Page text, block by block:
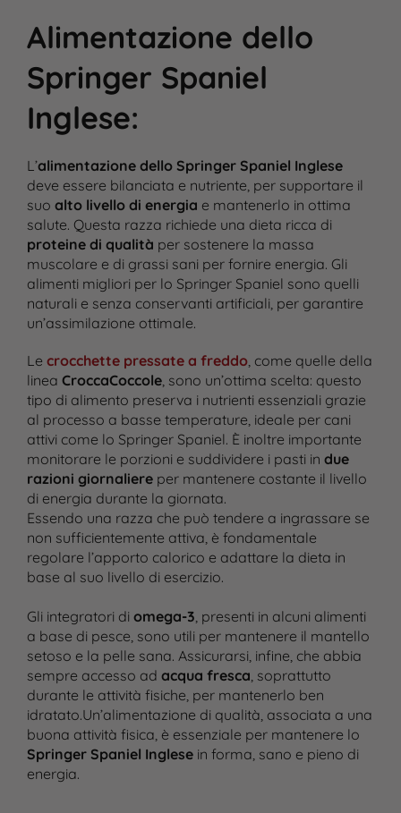
Alimentazione dello
Springer Spaniel
Inglese:
L’alimentazione dello Springer Spaniel Inglese
deve essere bilanciata e nutriente, per supportare il
suo alto livello di energia e mantenerlo in ottima
salute. Questa razza richiede una dieta ricca di
proteine di qualità per sostenere la massa
muscolare e di grassi sani per fornire energia. Gli
alimenti migliori per lo Springer Spaniel sono quelli
naturali e senza conservanti artificiali, per garantire
un’assimilazione ottimale.
Le crocchette pressate a freddo, come quelle della
linea CroccaCoccole, sono un’ottima scelta: questo
tipo di alimento preserva i nutrienti essenziali grazie
al processo a basse temperature, ideale per cani
attivi come lo Springer Spaniel. È inoltre importante
monitorare le porzioni e suddividere i pasti in due
razioni giornaliereper mantenere costante il livello
di energia durante la giornata.
Essendo una razza che può tendere a ingrassare se
non sufficientemente attiva, è fondamentale
regolare l’apporto calorico e adattare la dieta in
base al suo livello di esercizio.
Gli integratori di omega-3, presenti in alcuni alimenti
a base di pesce, sono utili per mantenere il mantello
setoso e la pelle sana. Assicurarsi, infine, che abbia
sempre accesso ad acqua fresca, soprattutto
durante le attività fisiche, per mantenerlo ben
idratato.Un’alimentazione di qualità, associata a una
buona attività fisica, è essenziale per mantenere lo
Springer Spaniel Inglesein forma, sano e pieno di
energia.